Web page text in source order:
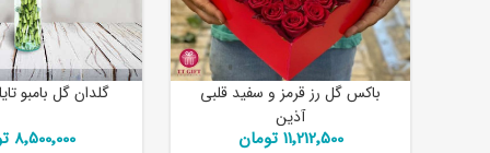
باکس گل رز قرمز و سفید قلبی
آذین
11٬212٬500 تومان
گلدان گل بامبو
8٬500٬000 تومان